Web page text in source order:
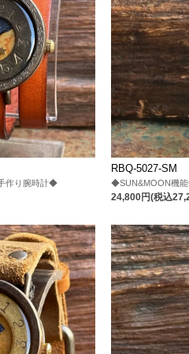
作り腕時計◆
RBQ-5027-SM
◆SUN&MOON機
24,800円(税込